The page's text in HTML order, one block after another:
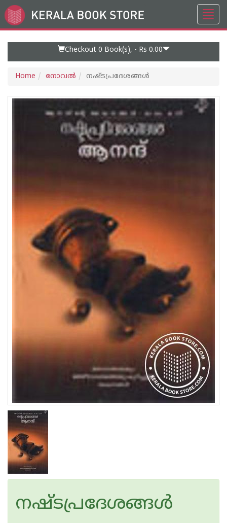
Go
to
Checkout 0 Book(s), - Rs 0.00
Home നോവല്‍ നഷ്ടപ്രദേശങ്ങള്‍
നഷ്ടപ്രദേശങ്ങള്‍